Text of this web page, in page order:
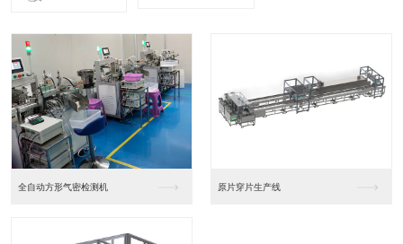
全自动方形气密检测机 原片穿片生产线